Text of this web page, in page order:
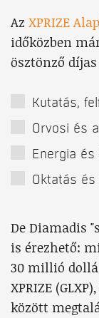
Az XPRIZE
időközben
ösztönző
Kutatás,
Orvosi és
Energia
Oktatás
De Diamadis
is érezhető:
30 millió
XPRIZE
között